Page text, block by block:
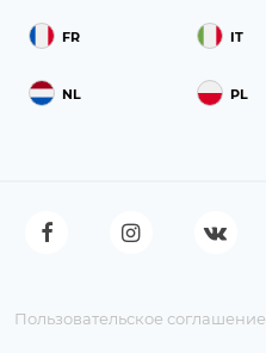
FR IT
NL PL
Пользовательское соглашение